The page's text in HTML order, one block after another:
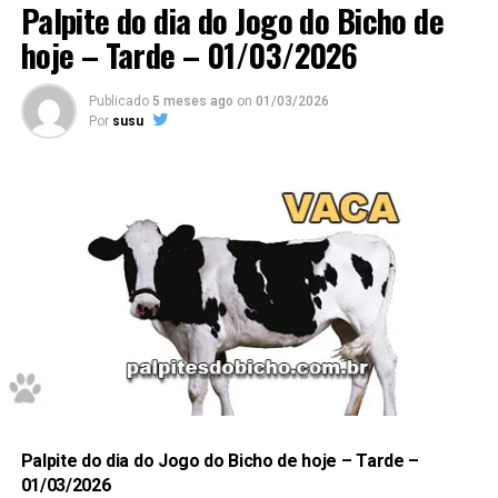
Palpites do Bicho Dia 23/08/2020 Tarde
Grupo 03 / dezenas09 – 10 – 11
8710 – 4510 – 3210 – 6310
8
1 0
7
Dessa forma, para acompanhar previsões atualizadas
diariamente, acesse também a página de palpites do
jogo do bicho hoje.
Palpite do dia do Jogo do Bicho de
hoje – Tarde – 01/03/2026
Publicado 5 meses ago on 01/03/2026
Por susu
Palpite do dia do Jogo do Bicho de hoje – Tarde –
01/03/2026